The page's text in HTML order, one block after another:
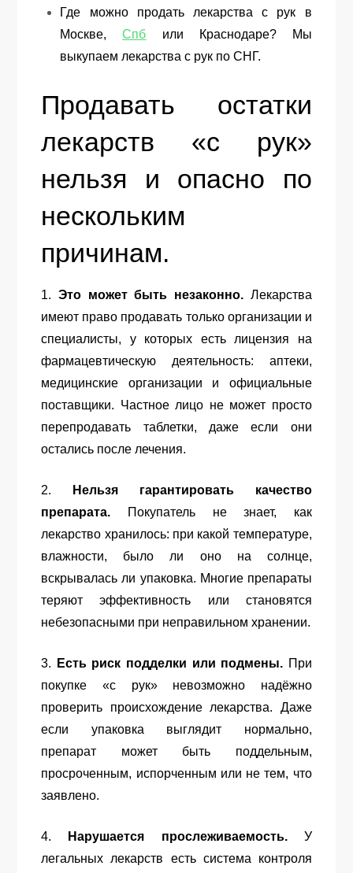
Где можно продать лекарства с рук в
Москве,Спб или Краснодаре? Мы
выкупаем лекарства с рук по СНГ.
Продавать остатки
лекарств «с рук»
нельзя и опасно по
нескольким
причинам.
1.Это может быть незаконно. Лекарства
имеют право продавать только организации и
специалисты, у которых есть лицензия на
фармацевтическую деятельность: аптеки,
медицинские организации и официальные
поставщики. Частное лицо не может просто
перепродавать таблетки, даже если они
остались после лечения.
2.
Нельзя гарантировать качество
препарата.
Покупатель не знает, как
лекарство хранилось: при какой температуре,
влажности, было ли оно на солнце,
вскрывалась ли упаковка. Многие препараты
теряют эффективность или становятся
небезопасными при неправильном хранении.
3. Есть риск подделки или подмены. При
покупке «с рук» невозможно надёжно
проверить происхождение лекарства. Даже
если упаковка выглядит нормально,
препарат может быть поддельным,
просроченным, испорченным или не тем, что
заявлено.
4. Нарушается прослеживаемость. У
легальных лекарств есть система контроля